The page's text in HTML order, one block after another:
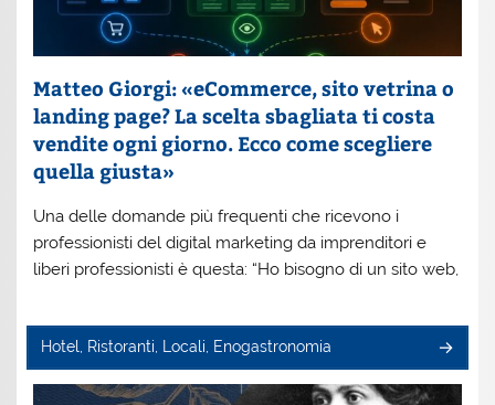
Matteo Giorgi: «eCommerce, sito vetrina o
landing page? La scelta sbagliata ti costa
vendite ogni giorno. Ecco come scegliere
quella giusta»
Una delle domande più frequenti che ricevono i
professionisti del digital marketing da imprenditori e
liberi professionisti è questa: “Ho bisogno di un sito web,
Hotel, Ristoranti, Locali, Enogastronomia